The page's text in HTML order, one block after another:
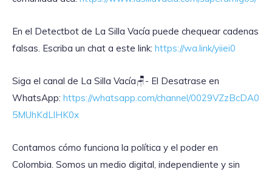
En el Detectbot de La Silla Vacía puede chequear cadenas
falsas. Escriba un chat a este link: https://wa.link/yiiei0
‎Siga el canal de La Silla Vacía🪑- El Desatrase en
WhatsApp: https://whatsapp.com/channel/0029VZzBcDA0
5MUhKdLlHK0x
Contamos cómo funciona la política y el poder en
Colombia. Somos un medio digital, independiente y sin